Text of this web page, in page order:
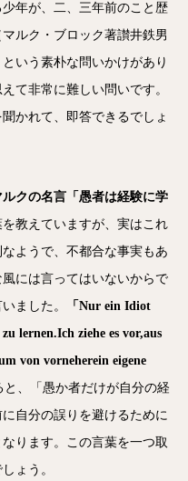
年が、二、三年前のこと歴
ルク・ブロック著讃井鉄男
いう素朴な問いかけがあり
て非常に難しい問いです。
かれて、即答できるでしょ
ルクの名言「愚者は経験に学
を教えていますが、実はこれ
ようで、不都合な事実もあ
には言ってはいないからで
ました。
「Nur ein Idiot
lernen.Ich ziehe es vor,aus
von vorneherein eigene
と、「愚か者だけが自分の経
自分の誤りを避けるために
ります。この言葉を一つ取
ょう。